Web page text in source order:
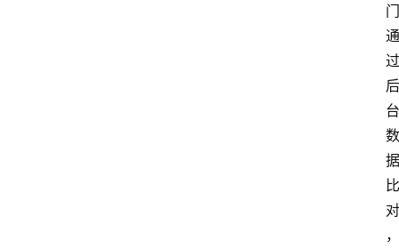
门
通
过
后
台
数
据
比
对
，